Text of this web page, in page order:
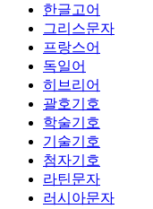
한글고어
그리스문자
프랑스어
독일어
히브리어
괄호기호
학술기호
기술기호
첨자기호
라틴문자
러시아문자